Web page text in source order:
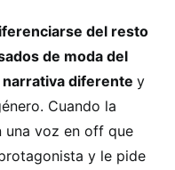
del resto
de moda del
diferente y
Cuando la
una voz en off que
y le pide